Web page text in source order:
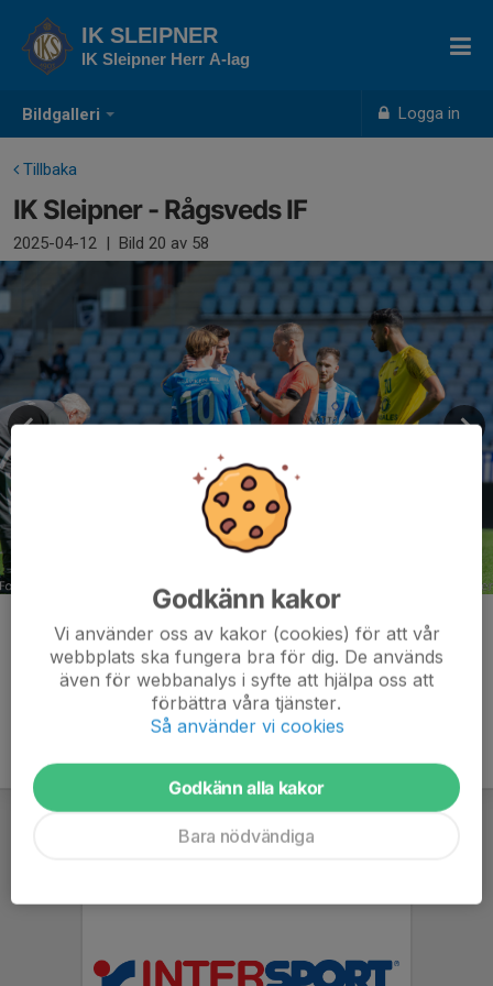
Bildgalleri Logga in
IK SLEIPNER
IK Sleipner Herr A-lag
Tillbaka
IK Sleipner - Rågsveds IF
2025-04-12 | Bild 20 av 58
Kommentarer
Godkänn kakor
Vi använder oss av kakor (cookies) för att vår
webbplats ska fungera bra för dig. De används
även för webbanalys i syfte att hjälpa oss att
förbättra våra tjänster.
Så använder vi cookies
Godkänn alla kakor
Bara nödvändiga